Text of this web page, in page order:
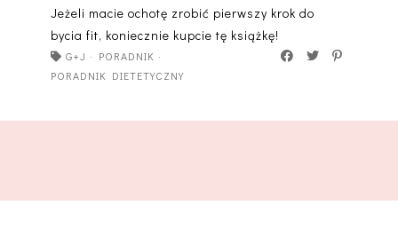
Jeżeli macie ochotę zrobić pierwszy krok do
bycia fit, koniecznie kupcie tę książkę!
G+J · PORADNIK ·
PORADNIK DIETETYCZNY